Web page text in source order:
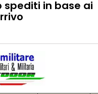
spediti in base ai
((modalDeleteText))
per salvare dei